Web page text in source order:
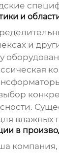
и
и
влажных
в